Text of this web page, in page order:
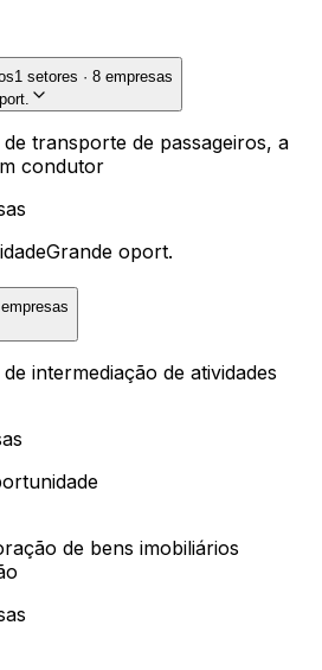
1 setores · 8 empresas
transporte de passageiros, a
condutor
Grande oport.
empresas
intermediação de atividades
de bens imobiliários